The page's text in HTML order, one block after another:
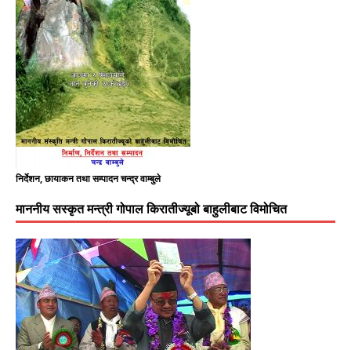
निर्देशन, छायाकन तथा सम्पादन चन्द्र वाम्बुले
माननीय सस्कृत मन्त्री गोपाल किरातीज्यूबो बाहुलीबाट विमोचित